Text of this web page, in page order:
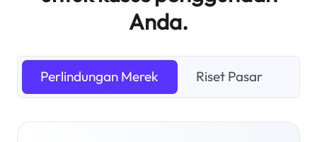
Anda.
Perlindungan Merek Riset Pasar